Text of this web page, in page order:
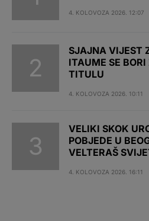
4. KOLOVOZA 2026. 12:07
SJAJNA VIJEST
ITAUME SE
TITULU
4. KOLOVOZA 2026. 10:11
VELIKI SKOK
POBJEDE U
VELTERAŠ
4. KOLOVOZA 2026. 16:11